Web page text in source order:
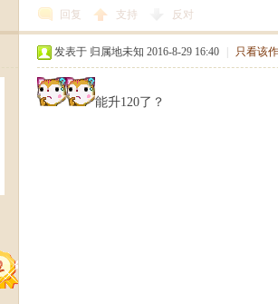
回复 支持 反对
发表于 归属地未知 2016-8-29 16:40 只看该
能升120了？